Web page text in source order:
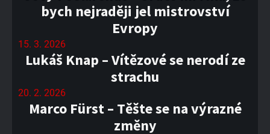
bych nejraději jel mistrovství
Evropy
15. 3. 2026
Lukáš Knap – Vítězové se nerodí ze
strachu
20. 2. 2026
Marco Fürst – Těšte se na výrazné
změny